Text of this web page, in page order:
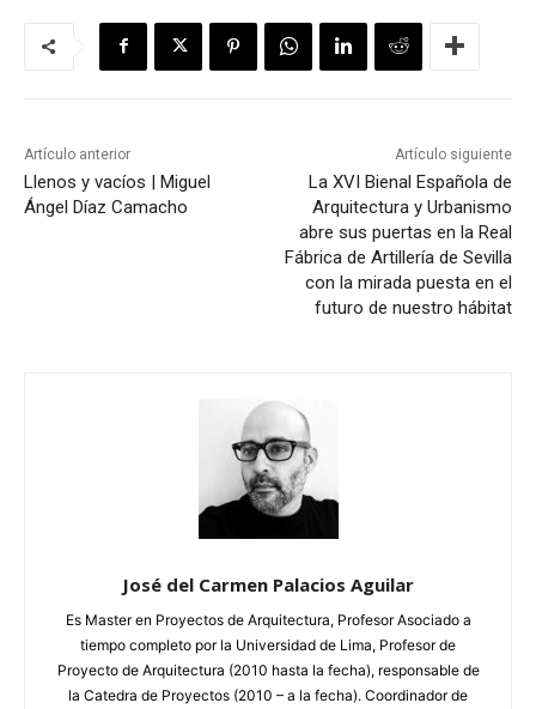
Artículo anterior
Llenos y vacíos | Miguel
Ángel Díaz Camacho
Artículo siguiente
La XVI Bienal Española de
Arquitectura y Urbanismo
abre sus puertas en la Real
Fábrica de Artillería de Sevilla
con la mirada puesta en el
futuro de nuestro hábitat
José del Carmen Palacios Aguilar
Es Master en Proyectos de Arquitectura, Profesor Asociado a
tiempo completo por la Universidad de Lima, Profesor de
Proyecto de Arquitectura (2010 hasta la fecha), responsable de
la Catedra de Proyectos (2010 – a la fecha). Coordinador de